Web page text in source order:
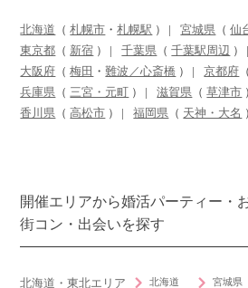
北海道 （札幌市 ・札幌駅 ） 宮城県 （仙
東京都 （ 新宿 ） 千葉県 （千葉駅周辺 ）
大阪府 （梅田 ・難波／心斎橋 ） 京都府
兵庫県 （三宮・元町 ） 滋賀県 （草津市
香川県 （ 高松市 ） 福岡県 （ 天神・大名
開催エリアから婚活パーティー・
街コン・出会いを探す
北海道・東北エリア 北海道 宮城県